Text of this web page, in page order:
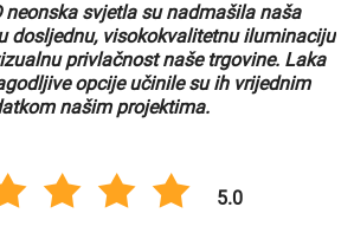
bio je sjajno iskustvo. Njihova LED
su izdržljiva i nude izvrsnu svjetlinu.
i jednostavnost korištenja, što je
proces instalacije za više komercijalnih
primjena.
5.0